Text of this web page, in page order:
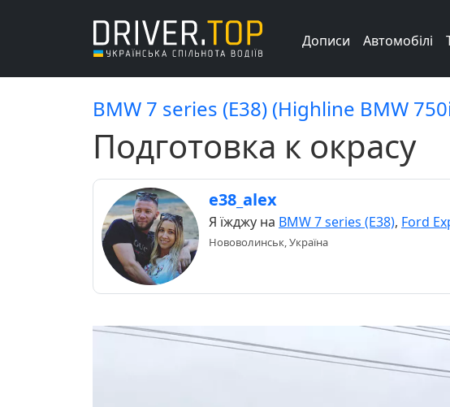
Дописи Автомобілі
BMW 7 series (E38) (Highline BMW
Подготовка к окрасу
e38_alex
Я їжджу на BMW 7 series (E38), Ford
Нововолинськ, Україна